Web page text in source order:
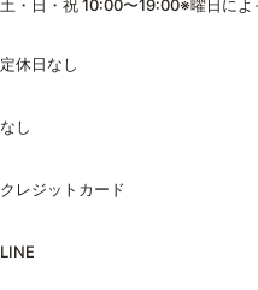
土・日・祝 10:00〜19:00※曜日に
定休日なし
なし
クレジットカード
LINE